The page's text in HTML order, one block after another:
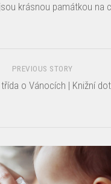
krásnou památkou na
PREVIOUS STORY
o Vánocích | Knižní